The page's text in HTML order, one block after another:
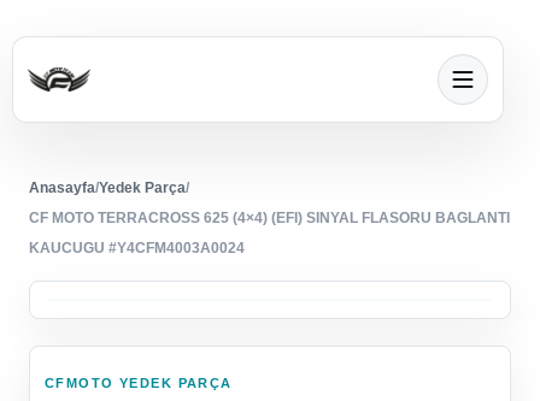
Anasayfa/Yedek Parça/
CF MOTO TERRACROSS 625 (4×4) (EFI) SINYAL FLASORU BAGLANTI
KAUCUGU #Y4CFM4003A0024
CFMOTO YEDEK PARÇA